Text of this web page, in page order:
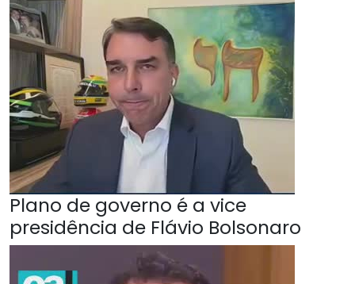
Plano de governo é a vice
presidência de Flávio Bolsonaro